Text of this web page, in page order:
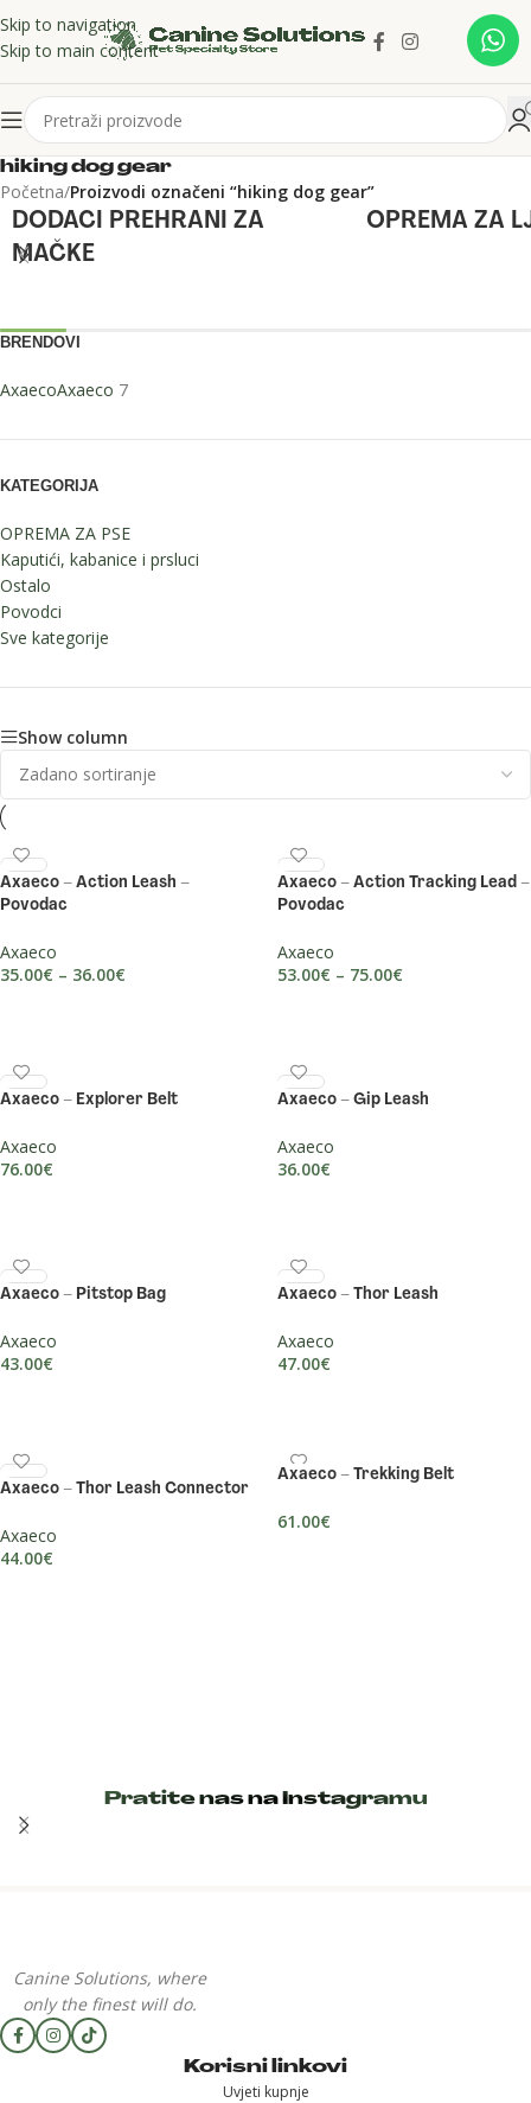
Skip to navigation
Skip to main content
hiking dog gear
Početna/Proizvodi označeni “hiking dog gear”
DODACI PREHRANI ZA
MAČKE
OPREMA ZA
BRENDOVI
AxaecoAxaeco 7
KATEGORIJA
OPREMA ZA PSE
Kaputići, kabanice i prsluci
Ostalo
Povodci
Sve kategorije
Show column
Axaeco – Action Leash –
Povodac
Axaeco
35.00€ – 36.00€
Axaeco – Action Tracking Lead –
Povodac
Axaeco
53.00€ – 75.00€
Axaeco – Explorer Belt
Axaeco
76.00€
Axaeco – Gip Leash
Axaeco
36.00€
Axaeco – Pitstop Bag
Axaeco
43.00€
Axaeco – Thor Leash
Axaeco
47.00€
Axaeco – Thor Leash Connector
Axaeco
44.00€
Axaeco – Trekking Belt
61.00€
Pratite nas na Instagramu
Canine Solutions, where
only the finest will do.
Korisni linkovi
Uvjeti kupnje